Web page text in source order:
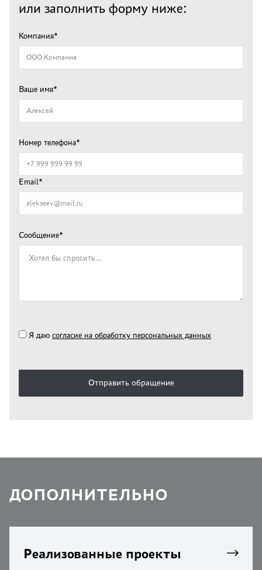
или заполнить форму ниже:
Компания*
Ваше имя*
Номер телефона*
Email*
Сообщение*
Я даю согласие на обработку персональных данных
Отправить обращение
ДОПОЛНИТЕЛЬНО
Реализованные проекты